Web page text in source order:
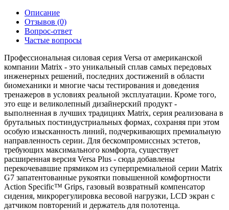
Описание
Отзывов (0)
Вопрос-ответ
Частые вопросы
Профессиональная силовая серия Versa от американской
компании Matrix - это уникальный сплав самых передовых
инженерных решений, последних достижений в области
биомеханики и многие часы тестирования и доведения
тренажеров в условиях реальной эксплуатации. Кроме того,
это еще и великолепный дизайнерский продукт -
выполненная в лучших традициях Matrix, серия реализована в
брутальных постиндустриальных формах, сохраняя при этом
особую изысканность линий, подчеркивающих премиальную
направленность серии. Для бескомпромиссных эстетов,
требующих максимального комфорта, существует
расширенная версия Versa Plus - сюда добавлены
перекочевавшие прямиком из суперпремиальной серии Matrix
G7 запатентованные рукоятки повышенной комфортности
Action Specific™ Grips, газовый возвратный компенсатор
сидения, микрорегулировка весовой нагрузки, LCD экран с
датчиком повторений и держатель для полотенца.